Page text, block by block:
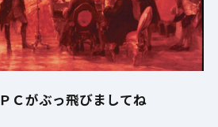
Ｃがぶっ飛びましてね